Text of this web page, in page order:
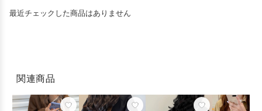
最近チェックした商品はありません
関連商品